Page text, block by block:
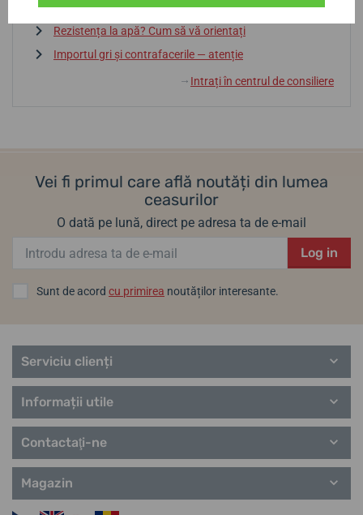
La ce să fiți atenți la alegerea unui ceas?
Rezistența la apă? Cum să vă orientați
Importul gri și contrafacerile — atenție
↓ Intrați în centrul de consiliere
Vei fi primul care află noutăți din lumea
ceasurilor
O dată pe lună, direct pe adresa ta de e-mail
Log in
Sunt de acord cu primirea noutăților interesante.
Serviciu clienți
Informații utile
Contactaţi-ne
Magazin